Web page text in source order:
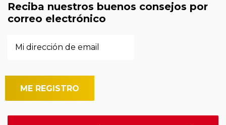
Reciba nuestros buenos consejos por
correo electrónico